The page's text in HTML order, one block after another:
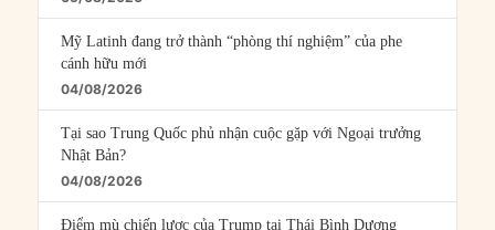
Mỹ Latinh đang trở thành “phòng thí nghiệm” của phe
cánh hữu mới
04/08/2026
Tại sao Trung Quốc phủ nhận cuộc gặp với Ngoại trưởng
Nhật Bản?
04/08/2026
Điểm mù chiến lược của Trump tại Thái Bình Dương